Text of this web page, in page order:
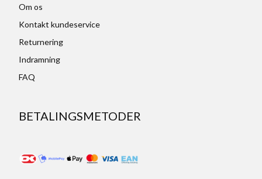
Om os
Kontakt kundeservice
Returnering
Indramning
FAQ
BETALINGSMETODER